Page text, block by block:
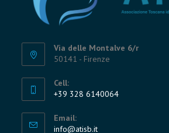
Via delle Montalve 6/r
50141 - Firenze
Cell:
+39 328 6140064
in
Email:
info@atisb.itOpens